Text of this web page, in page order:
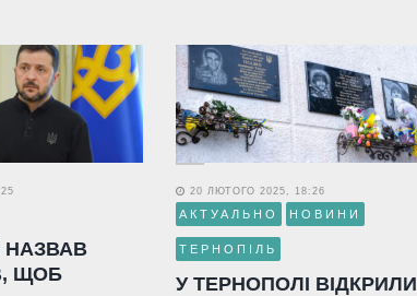
НАЗВАВ
ЩОБ
20 ЛЮТОГО 2025, 18:26
АКТУАЛЬНО НОВИНИ
ТЕРНОПІЛЬ
У ТЕРНОПОЛІ ВІДКРИЛИ